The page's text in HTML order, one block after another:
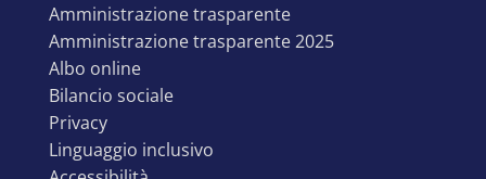
amministrazione trasparente
amministrazione trasparente 2025
albo online
bilancio sociale
privacy
linguaggio inclusivo